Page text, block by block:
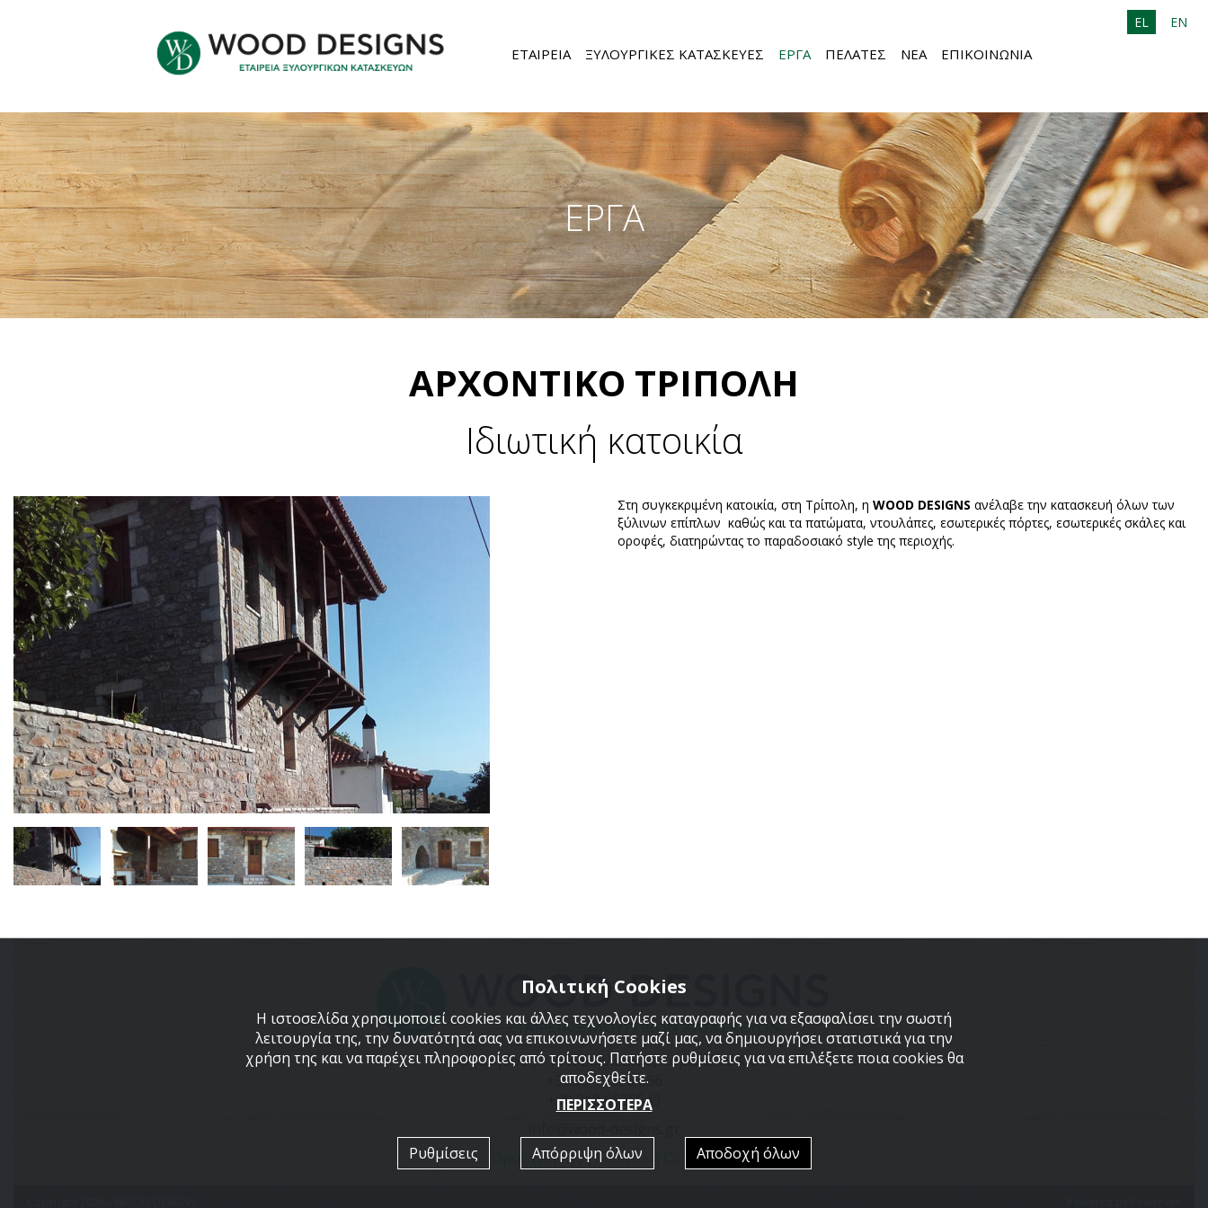
ΕΡΓΑ
ΑΡΧΟΝΤΙΚΟ ΤΡΙΠΟΛΗ
Ιδιωτική κατοικία
Στη συγκεκριμένη κατοικία, στη Τρίπολη, η WOOD DESIGNS ανέλαβε την κατασκευή όλων των
ξύλινων επίπλων καθώς και τα πατώματα, ντουλάπες, εσωτερικές πόρτες, εσωτερικές σκάλες και
οροφές, διατηρώντας το παραδοσιακό style της περιοχής.
Αρχιμήδους 110 & Ευκλείδου, Κορωπί 19400
+30 6941 586 666
+30 210 6626543
Όροι χρήσης|Πολιτική Cookies
Πολιτική Cookies
Η ιστοσελίδα χρησιμοποιεί cookies και άλλες τεχνολογίες καταγραφής για να εξασφαλίσει την σωστή
λειτουργία της, την δυνατότητά σας να επικοινωνήσετε μαζί μας, να δημιουργήσει στατιστικά για την
χρήση της και να παρέχει πληροφορίες από τρίτους. Πατήστε ρυθμίσεις για να επιλέξετε ποια cookies θα
αποδεχθείτε.
ΠΕΡΙΣΣΟΤΕΡΑ
Ρυθμίσεις Απόρριψη όλων Αποδοχή όλων
ΕΤΑΙΡΕΙΑ ΞΥΛΟΥΡΓΙΚΕΣ ΚΑΤΑΣΚΕΥΕΣ ΕΡΓΑ ΠΕΛΑΤΕΣ ΝΕΑ ΕΠΙΚΟΙΝΩΝΙΑ
EL EN